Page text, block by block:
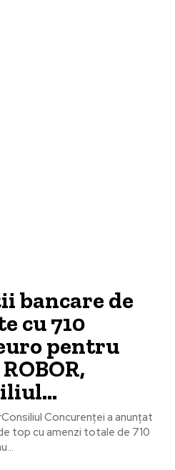
bancare de
cu 710
pentru
Concurenței a anunțat
top cu amenzi totale de 710